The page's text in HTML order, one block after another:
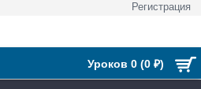
Регистрация
Уроков 0 (0 ₽)